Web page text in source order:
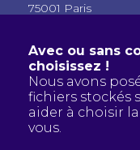
75001 Paris
+33 1 42 36 21 99
Avec ou sans
choisissez !
Nous avons
fichiers stockés
aider à choisir
vous.